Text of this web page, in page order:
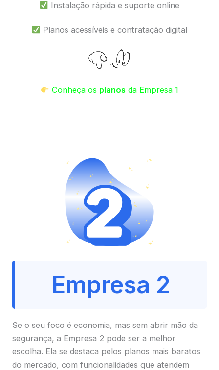
Instalação rápida e suporte online
Planos acessíveis e contratação digital
Conheça os planos da Empresa 1
Empresa 2
Se o seu foco é economia, mas sem abrir mão da
segurança, a Empresa 2 pode ser a melhor
escolha. Ela se destaca pelos planos mais baratos
do mercado, com funcionalidades que atendem